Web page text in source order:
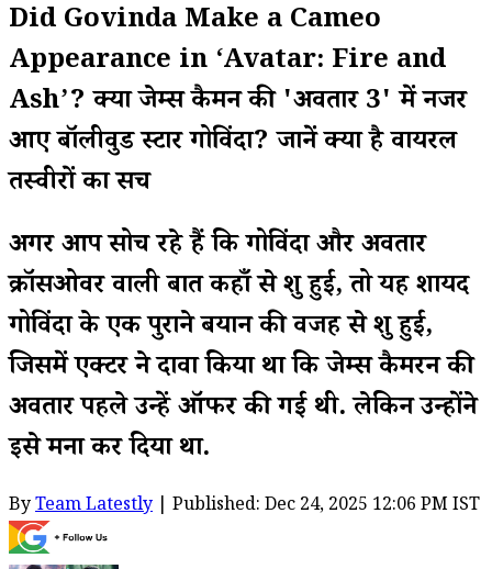
Did Govinda Make a Cameo
Appearance in ‘Avatar: Fire and
Ash’? क्या जेम्स कैमरून की 'अवतार 3' में नजर
आए बॉलीवुड स्टार गोविंदा? जानें क्या है वायरल
तस्वीरों का सच
अगर आप सोच रहे हैं कि गोविंदा और अवतार
क्रॉसओवर वाली बात कहाँ से शुरू हुई, तो यह शायद
गोविंदा के एक पुराने बयान की वजह से शुरू हुई,
जिसमें एक्टर ने दावा किया था कि जेम्स कैमरन की
अवतार पहले उन्हें ऑफर की गई थी. लेकिन उन्होंने
इसे मना कर दिया था.
ByTeam Latestly | Published: Dec 24, 2025 12:06 PM IST